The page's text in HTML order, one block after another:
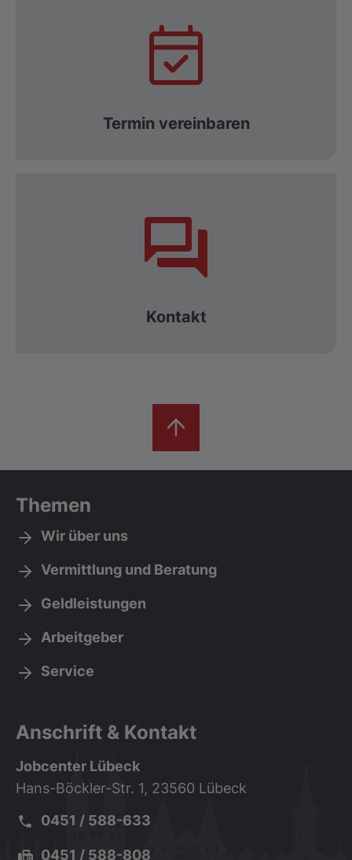
Termin vereinbaren
Kontakt
Themen
Wir über uns
Vermittlung und Beratung
Geldleistungen
Arbeitgeber
Service
Anschrift & Kontakt
Jobcenter Lübeck
Hans-Böckler-Str. 1, 23560 Lübeck
Telefon:
0451 / 588-633
Fax:0451 / 588-808